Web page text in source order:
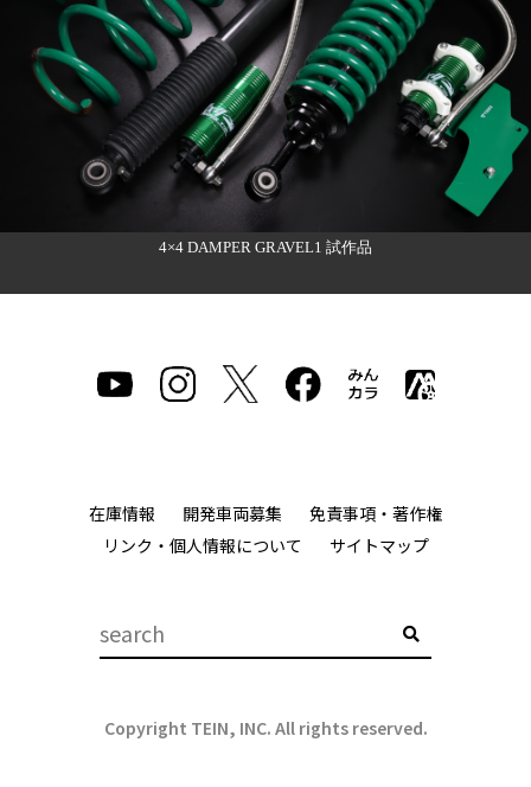
4×4 DAMPER GRAVEL1 試作品
在庫情報 開発車両募集
免責事項・著作権
リンク・個人情報について
サイトマップ
Copyright TEIN, INC. All rights reserved.